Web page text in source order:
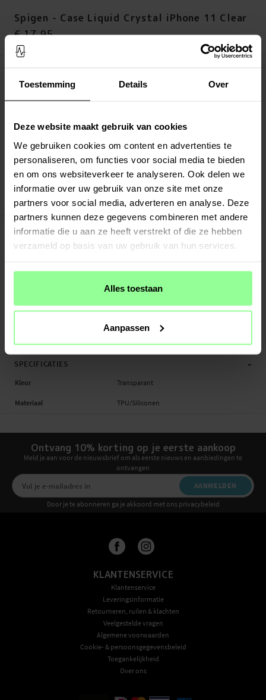
Toestemming Details Over
Deze website maakt gebruik van cookies
We gebruiken cookies om content en advertenties te
personaliseren, om functies voor social media te bieden
en om ons websiteverkeer te analyseren. Ook delen we
informatie over uw gebruik van onze site met onze
partners voor social media, adverteren en analyse. Deze
partners kunnen deze gegevens combineren met andere
informatie die u aan ze heeft verstrekt of die ze hebben
verzameld op basis van uw gebruik van hun services.
Alles toestaan
Aanpassen
Spigen - Case Liquid Crystal iPhone 11 Clear
Prijs :€ 17,95
€ 17,95
Altijd gratis verzending
Snelle levering met DHL, Budbee of Postnord
Art number: 25802 Spigen
PRODUCTBESCHRIJVING
TPU/Siliconen hoesje voor iPhone 11.
Kleur: Transparant
SPECIFICATIES -
Kleur Transparant
Materiaal TPU/Siliconen
Ontvang 10% korting op je eerste aankoop
Meld je aan voor de nieuwsbrief om als eerste nieuws en aanbiedingen te
ontvangen
AANMELDEN
Door je te abonneren ga je akkoord met ons privacybeleid
KLANTENSERVICE
Klantenservice
Leveringsinformatie
Retourneren, ruilen & klachten
Veelgestelde vragen
Algemene voorwaarden
Cookie- & persoonsgegevensbeleid
Toegankelijkheid
Over ons